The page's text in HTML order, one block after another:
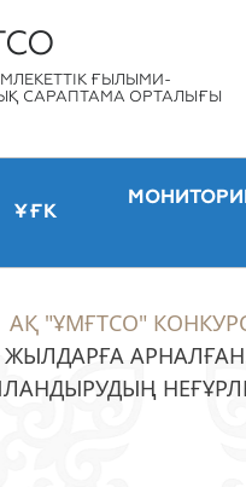
ҒЫЛЫМИ-
САРАПТАМА ОРТАЛЫҒЫ
ҰҒК
АҚ "ҰМҒТСО"
ЖЫЛДАРҒА